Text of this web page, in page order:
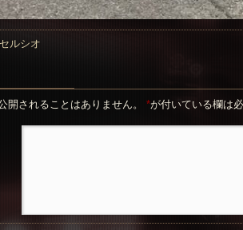
ルシオ
開されることはありません。 *が付いている欄は